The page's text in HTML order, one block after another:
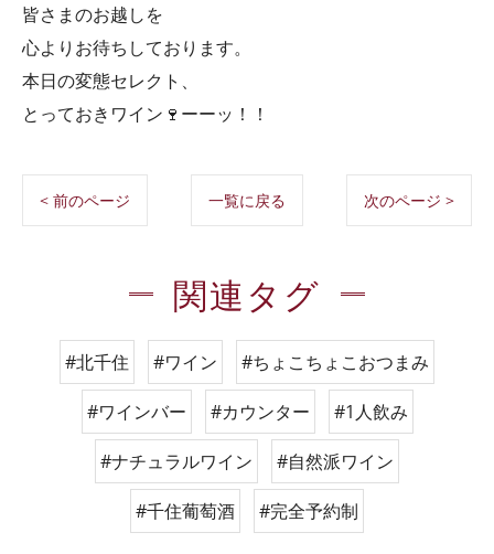
皆さまのお越しを
心よりお待ちしております。
本日の変態セレクト、
とっておきワイン🍷ーーッ！！
< 前のページ 一覧に戻る 次のページ >
関連タグ
#北千住 #ワイン #ちょこちょこおつまみ
#ワインバー #カウンター #1人飲み
#ナチュラルワイン #自然派ワイン
#千住葡萄酒 #完全予約制